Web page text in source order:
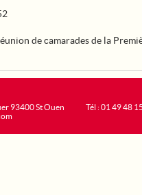
de camarades de la
93400 St Ouen
Tél : 01 49 48